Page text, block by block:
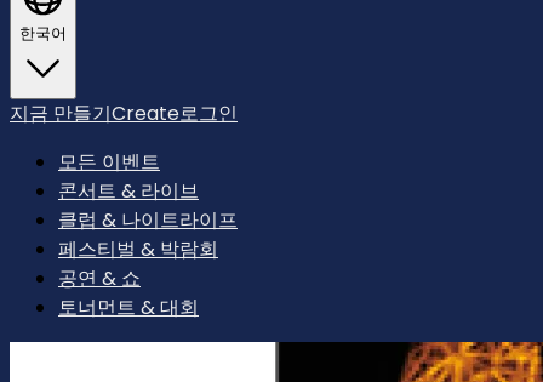
한국어
지금 만들기Create로그인
모든 이벤트
콘서트 & 라이브
클럽 & 나이트라이프
페스티벌 & 박람회
공연 & 쇼
토너먼트 & 대회